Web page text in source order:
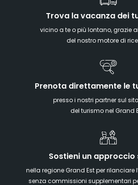
Trova la vacanza dei
vicino a te o più lontano, grazie
del nostro motore di
Prenota direttamente le
presso i nostri partner sul
del turismo nel Grand
Sostieni un approccio
nella regione Grand Est per rilanciare
senza commissioni supplementari